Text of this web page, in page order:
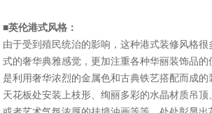
■英伦港式风格：
由于受到殖民统治的影响，这种港式装修风格
式的奢华典雅感觉，更加注重各种华丽装饰品的
是利用奢华浓烈的金属色和古典铁艺搭配而成的
天花板处安装上枝形、绚丽多彩的水晶材质吊顶